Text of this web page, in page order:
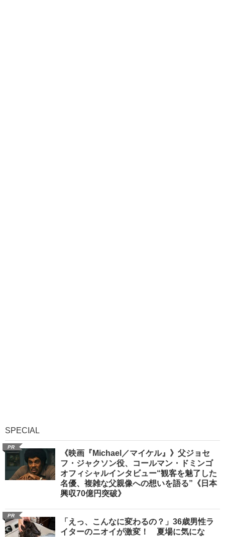
SPECIAL
PR
《映画『Michael／マイケル』》父ジョセ
フ・ジャクソン役、コールマン・ドミンゴ
オフィシャルインタビュー“観客を魅了した
名優、複雑な父親像への想いを語る”《日本
興収70億円突破》
PR
「えっ、こんなに変わるの？」36歳男性ラ
イターのニオイが激変！ 夏場に気にな